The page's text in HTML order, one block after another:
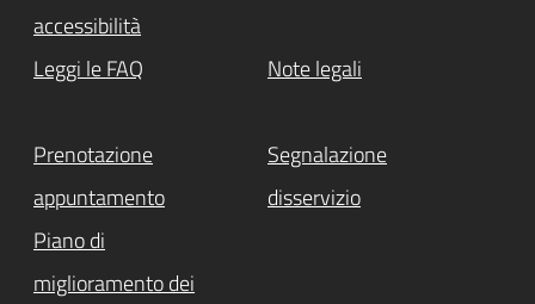
accessibilità
Leggi le FAQ Note legali
Prenotazione
appuntamento
Segnalazione
disservizio
Piano di
miglioramento dei